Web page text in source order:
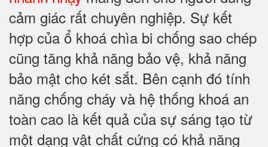
cảm giác rất chuyên nghiệp. Sự kết
hợp của ổ khoá chìa bi chống sao chép
cũng tăng khả năng bảo vệ, khả năng
bảo mật cho két sắt. Bên cạnh đó tính
năng chống cháy và hệ thống khoá an
toàn cao là kết quả của sự sáng tạo từ
một dạng vật chất cứng có khả năng